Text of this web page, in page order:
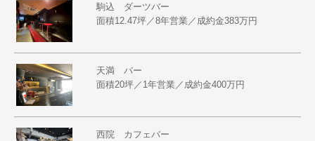
駒込 ダーツバー
面積12.47坪／8年営業／成約金383万円
天満 バー
面積20坪／1年営業／成約金400万円
西院 カフェバー